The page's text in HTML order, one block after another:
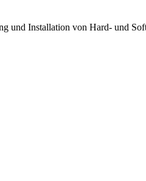
und Installation von Hard- und